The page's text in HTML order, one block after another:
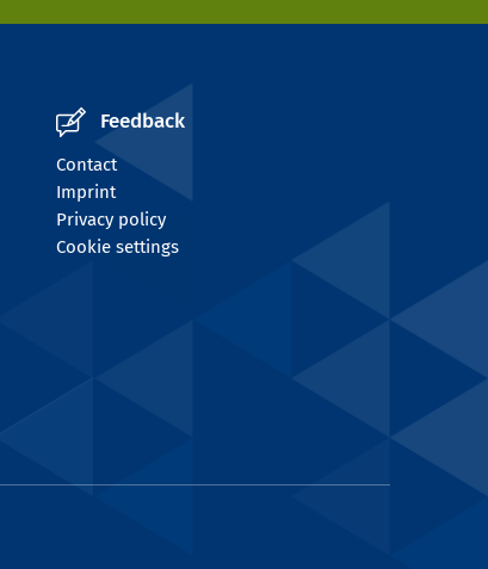
Feedback
Contact
Imprint
Privacy policy
Cookie settings